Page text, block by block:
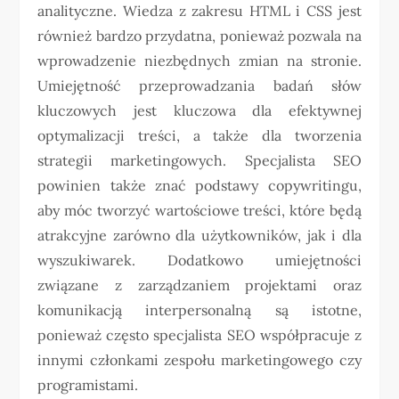
analityczne. Wiedza z zakresu HTML i CSS jest
również bardzo przydatna, ponieważ pozwala na
wprowadzenie niezbędnych zmian na stronie.
Umiejętność przeprowadzania badań słów
kluczowych jest kluczowa dla efektywnej
optymalizacji treści, a także dla tworzenia
strategii marketingowych. Specjalista SEO
powinien także znać podstawy copywritingu,
aby móc tworzyć wartościowe treści, które będą
atrakcyjne zarówno dla użytkowników, jak i dla
wyszukiwarek. Dodatkowo umiejętności
związane z zarządzaniem projektami oraz
komunikacją interpersonalną są istotne,
ponieważ często specjalista SEO współpracuje z
innymi członkami zespołu marketingowego czy
programistami.